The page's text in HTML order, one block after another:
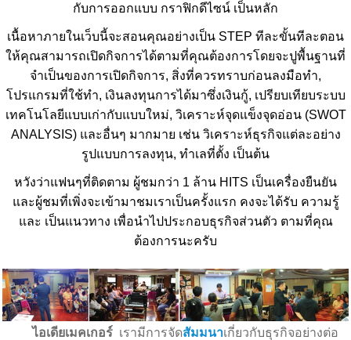
กับการออกแบบ กราฟิกดีไซน์ เป็นหลัก
เนื้อหาภายในเว็บนี้จะสอนคุณอย่างเป็น STEP ทีละขั้นทีละตอน
ให้คุณสามารถเปิดกิจการได้ตามที่คุณต้องการโดยจะปูพื้นฐานที่
จำเป็นของการเปิดกิจการ, สิ่งที่ควรทราบก่อนลงมือทำ,
โปรแกรมที่ใช้ทำ, เงินลงทุนการได้มาซึ่งเงินกู้, เปรียบเทียบระบบ
เทคโนโลยีแบบเก่ากับแบบใหม่, วิเคราะห์จุดแข็งจุดอ่อน (SWOT
ANALYSIS) และอื่นๆ มากมาย เช่น วิเคราะห์ธุรกิจแต่ละอย่าง
รูปแบบการลงทุน, ทำเลที่ตั้ง เป็นต้น
หวังว่าแฟนๆที่ติดตาม ผู้ชมกว่า 1 ล้าน HITS เป็นเครื่องยืนยัน
และผู้ชมที่เพิ่งจะเข้ามาชมเราเป็นครั้งแรก คงจะได้รับ ความรู้
และ เป็นแนวทาง เพื่อนำไปประกอบธุรกิจส่วนตัว ตามที่คุณ
ต้องการนะครับ
ไอเดียเมคเกอร์เรามีการจัดสัมมนาเกี่ยวกับธุรกิจอย่างต่อ